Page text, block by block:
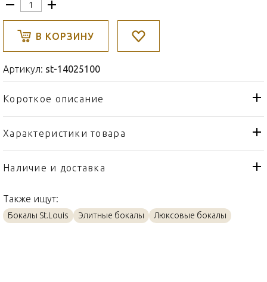
В КОРЗИНУ
Артикул: st-14025100
Короткое описание
Характеристики товара
Тип товара
Стакан
Бренд
Страна производителя
Материал
Хрусталь
Наличие и доставка
Также ищут:
Бокалы St.Louis Элитные бокалы Люксовые бокалы